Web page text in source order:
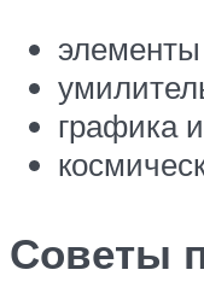
графика
Советы